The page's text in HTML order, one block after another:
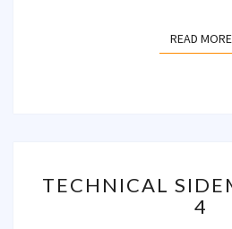
READ MORE
TAG
TECHNICAL
4